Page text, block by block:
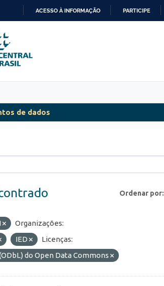
PARA
O
CONTEÚDO
ACESSO À INFORMAÇÃO PARTICIPE
de dados
Ordenar por
Organizações:
IED
Licenças:
do Open Data Commons